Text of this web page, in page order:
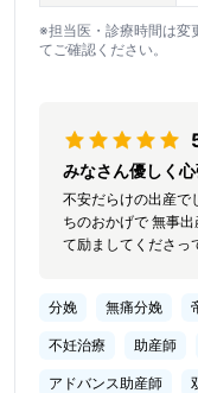
※担当医・診療時間は変
てご確認ください。
みなさん優しく
不安だらけの出産で
ちのおかげで 無事
て励ましてくださっ
分娩 無痛分娩
不妊治療 助産師
アドバンス助産師